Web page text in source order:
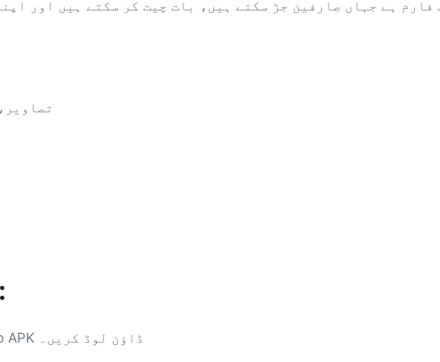
فارم ہے جہاں صارفین جڑ سکتے ہیں، بات چیت کر سکتے ہیں اور
انسٹال کرنے کا طریقہ:
instapro2.net.pk سے تازہ ترین Insta Pro APK ڈاؤن لوڈ کریں۔